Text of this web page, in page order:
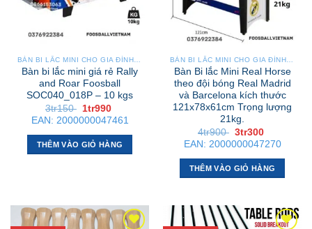
tùy
chọn
có
được
chọn
trên
trang
sản
phẩm
Bàn bi lắc mini giá rẻ Rally
and Roar Foosball
SOC040_018P – 10 kgs
3tr150
Giá
gốc
là:
3tr150 .
1tr990
hiện
tại
là:
1tr990 .
EAN: 2000000047461
THÊM VÀO GIỎ HÀNG
Bàn Bi lắc Mini Real Horse
theo đội bóng Real Madrid
và Barcelona kích thước
121x78x61cm Trọng lượng
21kg.
4tr900 Giá
gốc
là:
4tr900 .
3tr300
hiện
tại
là:
3tr300 .
EAN: 2000000047270
THÊM VÀO GIỎ HÀNG